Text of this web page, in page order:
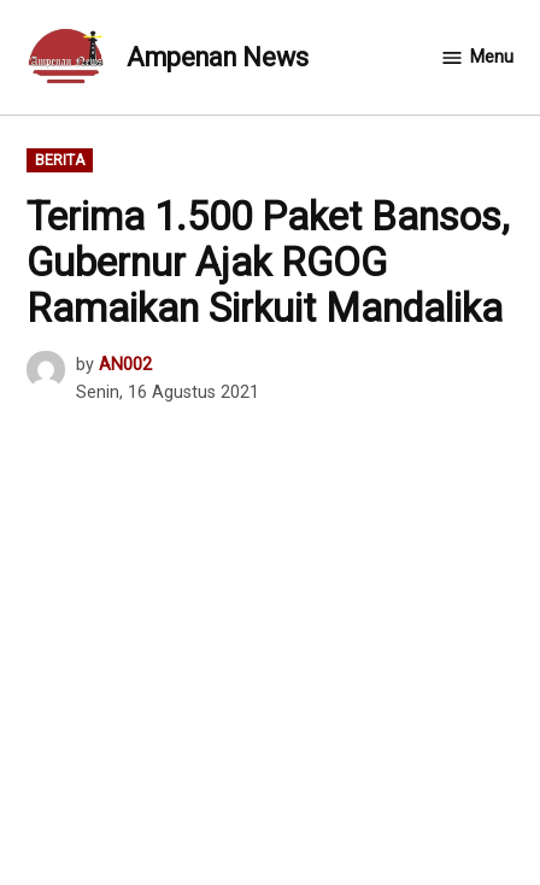
content
Ampenan News Menu
POSTED
IN
BERITA
Terima 1.500 Paket Bansos,
Gubernur Ajak RGOG
Ramaikan Sirkuit Mandalika
by AN002
Senin, 16 Agustus 2021